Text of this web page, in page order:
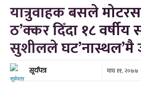
यात्रुवाहक बसले
ठ’क्कर दिँदा १८ वर्षीय
सुशीलले घट’नास्थल’मै
सूर्यपत्र माघ ११, २०७७